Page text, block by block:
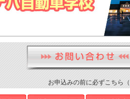
お申込みの前に必ずこちら（